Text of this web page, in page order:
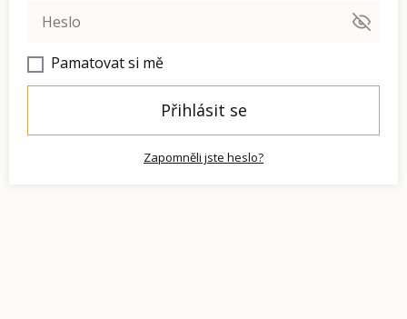
Pamatovat si mě
Přihlásit se
Zapomněli jste heslo?